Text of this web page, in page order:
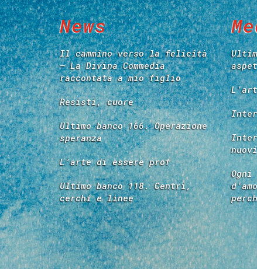
News
Il cammino verso la felicità
– La Divina Commedia
raccontata a mio figlio
Resisti, cuore
Ultimo banco 166. Operazione
speranza
L’arte di essere prof
Ultimo banco 118. Centri,
cerchi e linee